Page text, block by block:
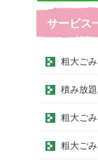
サービス
粗大ご
積み放
粗大ご
粗大ご